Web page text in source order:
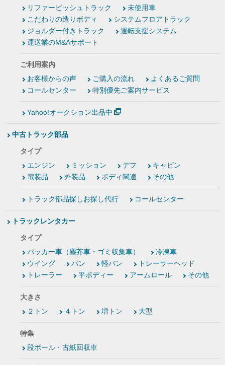
リファービッシュトラック
未使用車
こだわりの造りボディ
システムフロアトラック
ジョルダー付きトラック
運転支援システム
運送業のM&Aサポート
ご利用案内
お客様からの声
ご購入の流れ
よくあるご質問
コールセンター
特別優先ご案内サービス
Yahoo!オークション出品中
中古トラック部品
タイプ
エンジン
ミッション デフ
キャビン
電装品
外装品 ボディ関連 その他
トラック部品探しお探し代行 コールセンター
トラックレンタカー
タイプ
パッカー車（塵芥車・ゴミ収集車）
冷凍車
ウイング
バン 軽バン
トレーラーヘッド
トレーラー
平ボディー アームロール その他
大きさ
２トン
４トン 増トン 大型
特集
段ボール・古紙回収車